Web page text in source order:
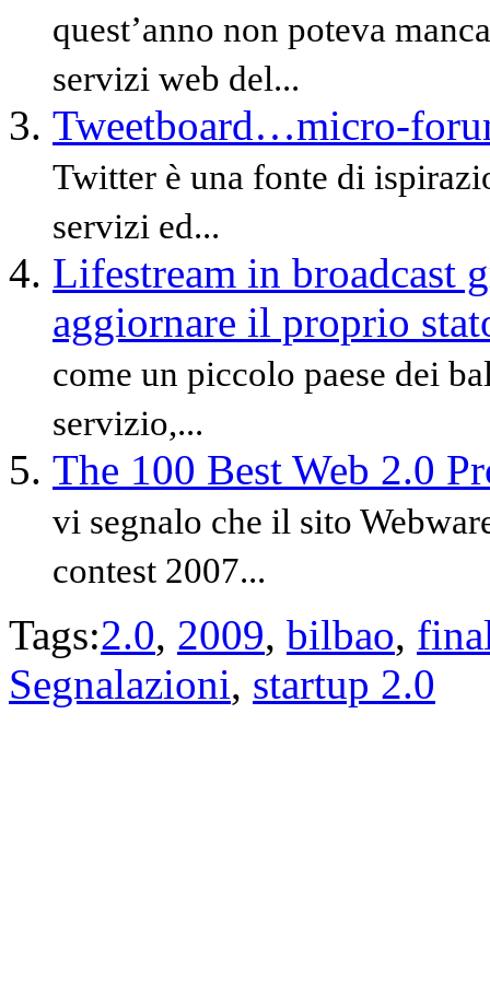
quest’anno non poteva
servizi web del...
Tweetboard…micro-
Twitter è una fonte di
servizi ed...
Lifestream in
aggiornare il proprio
come un piccolo paese dei
servizio,...
The 100 Best Web 2.0
vi segnalo che il sito
contest 2007...
Tags:2.0, 2009, bilbao,
Segnalazioni, startup 2.0